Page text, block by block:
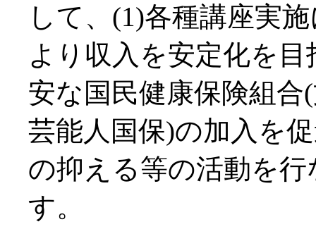
して、(1)各種講座実
より収入を安定化を
安な国民健康保険組合
芸能人国保)の加入を
の抑える等の活動を
す。